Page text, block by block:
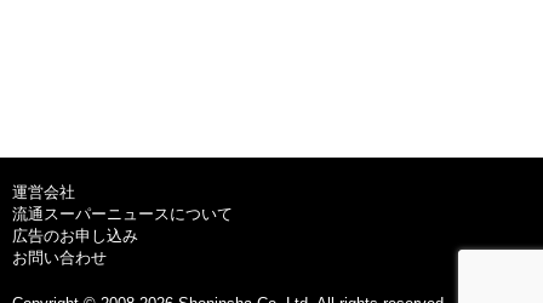
運営会社
流通スーパーニュースについて
広告のお申し込み
お問い合わせ